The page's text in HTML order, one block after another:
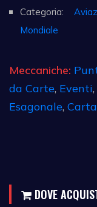
Categoria:
Mondiale
Meccaniche:
da Carte, Eventi,
Esagonale,
DOVE